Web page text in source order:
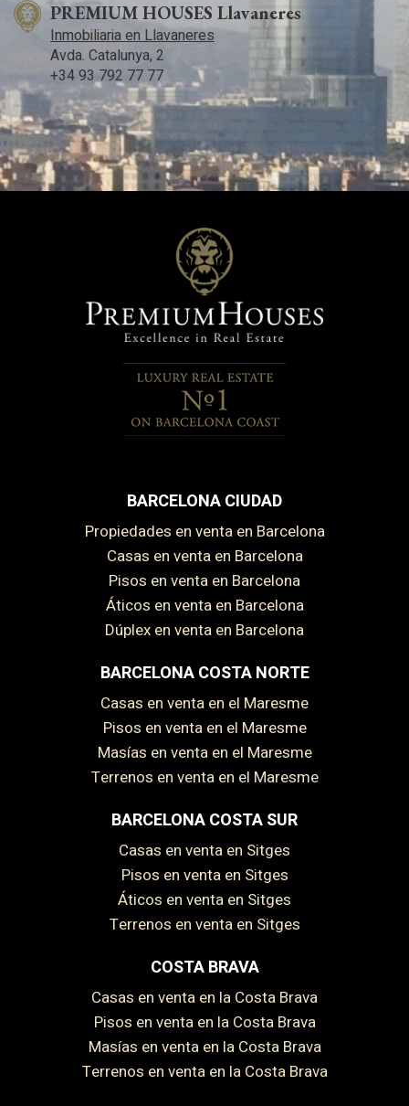
PREMIUM HOUSES Llavaneres
Inmobiliaria en Llavaneres
Avda. Catalunya, 2
+34 93 792 77 77
BARCELONA CIUDAD
Propiedades en venta en Barcelona
Casas en venta en Barcelona
Pisos en venta en Barcelona
Áticos en venta en Barcelona
Dúplex en venta en Barcelona
BARCELONA COSTA NORTE
Casas en venta en el Maresme
Pisos en venta en el Maresme
Masías en venta en el Maresme
Terrenos en venta en el Maresme
BARCELONA COSTA SUR
Casas en venta en Sitges
Pisos en venta en Sitges
Áticos en venta en Sitges
Terrenos en venta en Sitges
COSTA BRAVA
Casas en venta en la Costa Brava
Pisos en venta en la Costa Brava
Masías en venta en la Costa Brava
Terrenos en venta en la Costa Brava